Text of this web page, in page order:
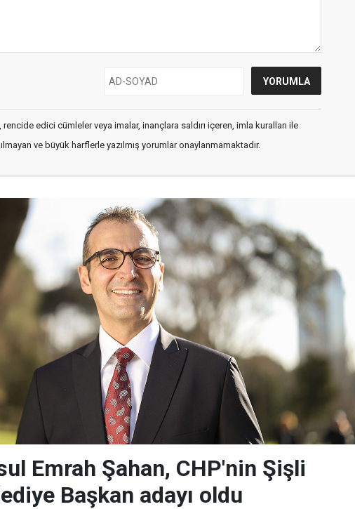
rencide edici cümleler veya imalar, inançlara saldırı içeren, imla kuralları ile
ve büyük harflerle yazılmış yorumlar onaylanmamaktadır.
Emrah Şahan, CHP'nin Şişli
Başkan adayı oldu